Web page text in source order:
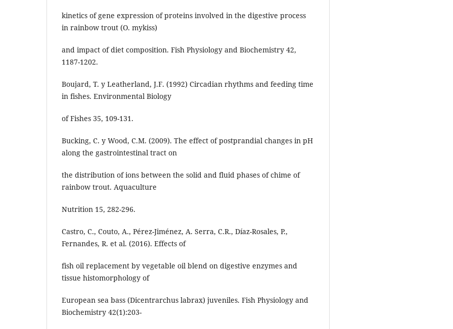
kinetics of gene expression of proteins involved in the digestive process
in rainbow trout (O. mykiss)
and impact of diet composition. Fish Physiology and Biochemistry 42,
1187-1202.
Boujard, T. y Leatherland, J.F. (1992) Circadian rhythms and feeding time
in fishes. Environmental Biology
of Fishes 35, 109-131.
Bucking, C. y Wood, C.M. (2009). The effect of postprandial changes in pH
along the gastrointestinal tract on
the distribution of ions between the solid and fluid phases of chime of
rainbow trout. Aquaculture
Nutrition 15, 282-296.
Castro, C., Couto, A., Pérez-Jiménez, A. Serra, C.R., Díaz-Rosales, P.,
Fernandes, R. et al. (2016). Effects of
fish oil replacement by vegetable oil blend on digestive enzymes and
tissue histomorphology of
European sea bass (Dicentrarchus labrax) juveniles. Fish Physiology and
Biochemistry 42(1):203-